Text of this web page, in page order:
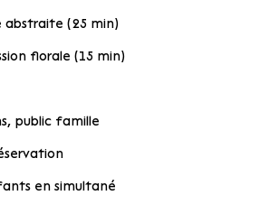
abstraite (25 min)
florale (15 min)
public famille
en simultané